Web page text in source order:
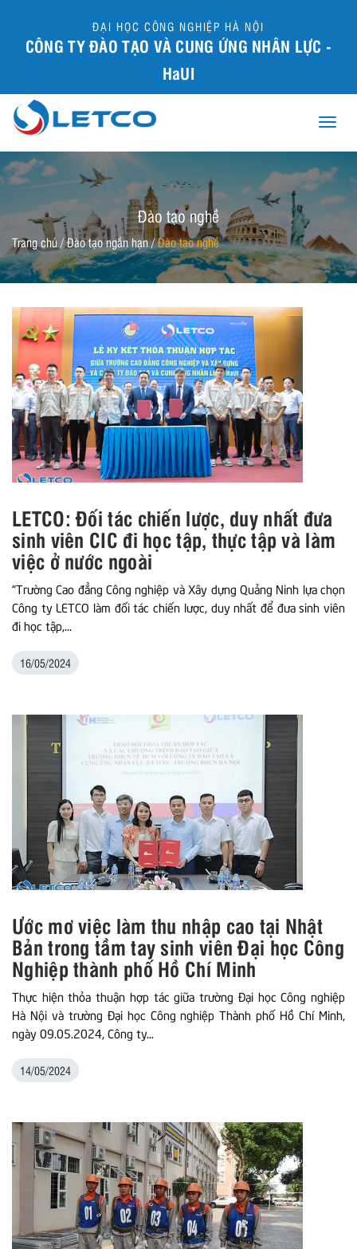
ĐẠI HỌC CÔNG NGHIỆP HÀ NỘI
CÔNG TY ĐÀO TẠO VÀ CUNG ỨNG NHÂN LỰC -
HaUI
Toggle
Đào tạo nghề
Trang chủ /Đào tạo ngắn hạn/Đào tạo nghề
LETCO: Đối tác chiến lược, duy nhất đưa
sinh viên CIC đi học tập, thực tập và làm
việc ở nước ngoài
“Trường Cao đẳng Công nghiệp và Xây dựng Quảng Ninh lựa chọn
Công ty LETCO làm đối tác chiến lược, duy nhất để đưa sinh viên
đi học tập,...
16/05/2024
Ước mơ việc làm thu nhập cao tại Nhật
Bản trong tầm tay sinh viên Đại học Công
Nghiệp thành phố Hồ Chí Minh
Thực hiện thỏa thuận hợp tác giữa trường Đại học Công nghiệp
Hà Nội và trường Đại học Công nghiệp Thành phố Hồ Chí Minh,
ngày 09.05.2024, Công ty...
14/05/2024